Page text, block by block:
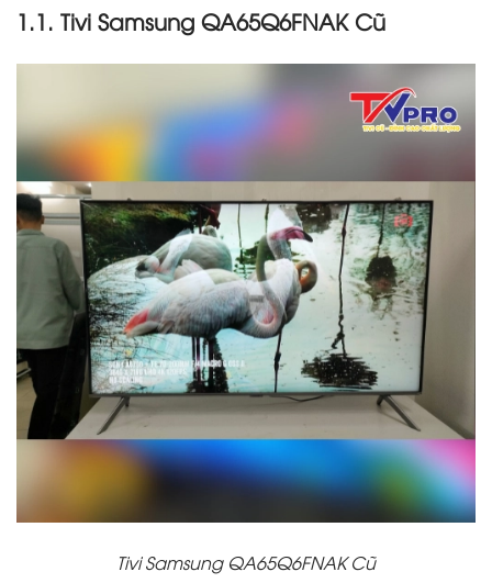
1.1. Tivi Samsung QA65Q6FNAK Cũ
Tivi Samsung QA65Q6FNAK Cũ